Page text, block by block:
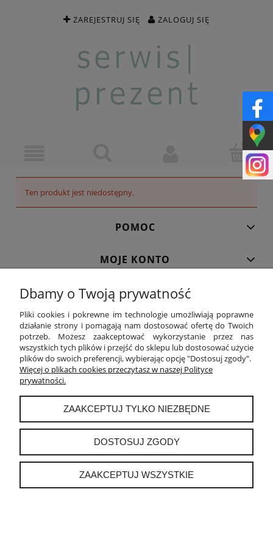
ZAREJESTRUJ SIĘ ZALOGUJ SIĘ
Ten produkt jest niedostępny.
POMOC
MOJE KONTO
PŁATNOŚCI I DOSTAWA
INFORMACJE
O NAS
POKAŻ PEŁNĄ WERSJĘ STRONY
Sklep internetowy Shoper.pl
Dbamy o Twoją prywatność
Pliki cookies i pokrewne im technologie umożliwiają poprawne
działanie strony i pomagają nam dostosować ofertę do Twoich
potrzeb. Możesz zaakceptować wykorzystanie przez nas
wszystkich tych plików i przejść do sklepu lub dostosować użycie
plików do swoich preferencji, wybierając opcję "Dostosuj zgody".
Więcej o plikach cookies przeczytasz w naszej Polityce
prywatności.
ZAAKCEPTUJ TYLKO NIEZBĘDNE
DOSTOSUJ ZGODY
ZAAKCEPTUJ WSZYSTKIE